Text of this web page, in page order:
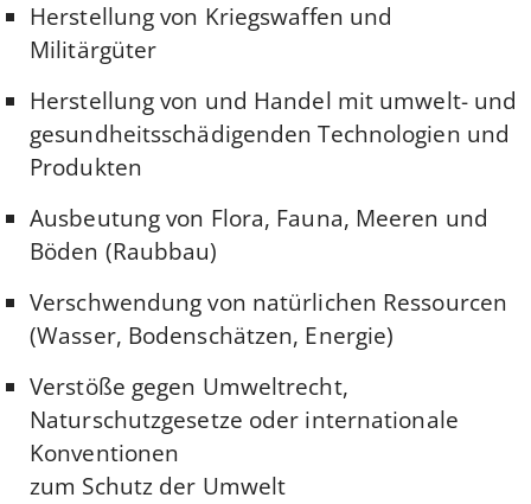
Herstellung von Kriegswaffen und
Militärgüter
Herstellung von und Handel mit umwelt- und
gesundheitsschädigenden Technologien und
Produkten
Ausbeutung von Flora, Fauna, Meeren und
Böden (Raubbau)
Verschwendung von natürlichen Ressourcen
(Wasser, Bodenschätzen, Energie)
Verstöße gegen Umweltrecht,
Naturschutzgesetze oder internationale
Konventionen
zum Schutz der Umwelt